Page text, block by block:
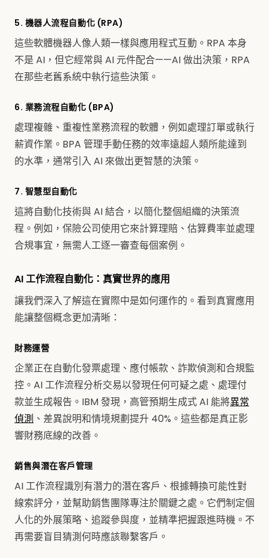
5. 機器人流程自動化 (RPA)
這些軟體機器人像人類一樣與應用程式互動。RPA 本身
不是 AI，但它經常與 AI 元件配合——AI 做出決策，RPA
在那些老舊系統中執行這些決策。
6. 業務流程自動化 (BPA)
處理複雜、重複性業務流程的軟體，例如處理訂單或執行
薪資作業。BPA 管理手動任務的效率遠超人類所能達到
的水準，通常引入 AI 來做出更智慧的決策。
7. 智慧型自動化
這將自動化技術與 AI 結合，以簡化整個組織的決策流
程。例如，保險公司使用它來計算理賠、估算費率並處理
合規事宜，無需人工逐一審查每個案例。
AI 工作流程自動化：真實世界的應用
讓我們深入了解這在實際中是如何運作的。看到真實應用
能讓整個概念更加清晰：
財務運營
企業正在自動化發票處理、應付帳款、詐欺偵測和合規監
控。AI 工作流程分析交易以發現任何可疑之處、處理付
款並生成報告。IBM 發現，高管預期生成式 AI 能將異常
偵測 、差異說明和情境規劃提升 40%。這些都是真正影
響財務底線的改善。
銷售與潛在客戶管理
AI 工作流程識別有潛力的潛在客戶、根據轉換可能性對
線索評分，並幫助銷售團隊專注於關鍵之處。它們制定個
人化的外展策略、追蹤參與度，並精準把握跟進時機。不
再需要盲目猜測何時應該聯繫客戶。